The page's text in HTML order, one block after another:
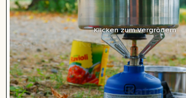
Klicken zum Vergrößern